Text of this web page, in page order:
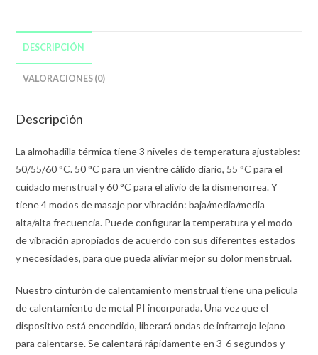
DESCRIPCIÓN
VALORACIONES (0)
Descripción
La almohadilla térmica tiene 3 niveles de temperatura ajustables:
50/55/60 °C. 50 °C para un vientre cálido diario, 55 °C para el
cuidado menstrual y 60 °C para el alivio de la dismenorrea. Y
tiene 4 modos de masaje por vibración: baja/media/media
alta/alta frecuencia. Puede configurar la temperatura y el modo
de vibración apropiados de acuerdo con sus diferentes estados
y necesidades, para que pueda aliviar mejor su dolor menstrual.
Nuestro cinturón de calentamiento menstrual tiene una película
de calentamiento de metal PI incorporada. Una vez que el
dispositivo está encendido, liberará ondas de infrarrojo lejano
para calentarse. Se calentará rápidamente en 3-6 segundos y